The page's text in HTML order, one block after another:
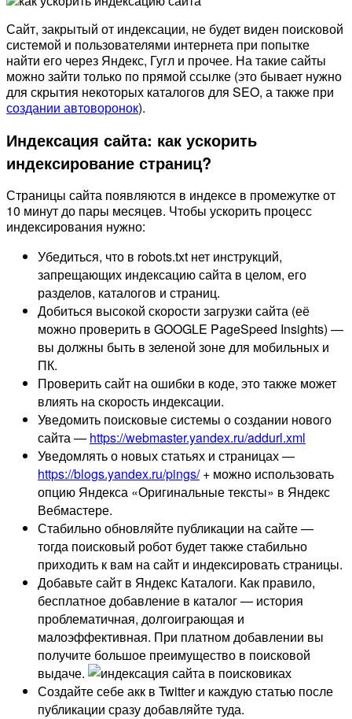
Сайт, закрытый от индексации, не будет виден поисковой
системой и пользователями интернета при попытке
найти его через Яндекс, Гугл и прочее. На такие сайты
можно зайти только по прямой ссылке (это бывает нужно
для скрытия некоторых каталогов для SEO, а также при
создании автоворонок).
Индексация сайта: как ускорить
индексирование страниц?
Страницы сайта появляются в индексе в промежутке от
10 минут до пары месяцев. Чтобы ускорить процесс
индексирования нужно:
Убедиться, что в robots.txt нет инструкций,
запрещающих индексацию сайта в целом, его
разделов, каталогов и страниц.
Добиться высокой скорости загрузки сайта (её
можно проверить в GOOGLE PageSpeed Insights) —
вы должны быть в зеленой зоне для мобильных и
ПК.
Проверить сайт на ошибки в коде, это также может
влиять на скорость индексации.
Уведомить поисковые системы о создании нового
сайта — https://webmaster.yandex.ru/addurl.xml
Уведомлять о новых статьях и страницах —
https://blogs.yandex.ru/pings/+ можно использовать
опцию Яндекса «Оригинальные тексты» в Яндекс
Вебмастере.
Стабильно обновляйте публикации на сайте —
тогда поисковый робот будет также стабильно
приходить к вам на сайт и индексировать страницы.
Добавьте сайт в Яндекс Каталоги. Как правило,
бесплатное добавление в каталог — история
проблематичная, долгоиграющая и
малоэффективная. При платном добавлении вы
получите большое преимущество в поисковой
выдаче.
Создайте себе акк в Twitter и каждую статью после
публикации сразу добавляйте туда.